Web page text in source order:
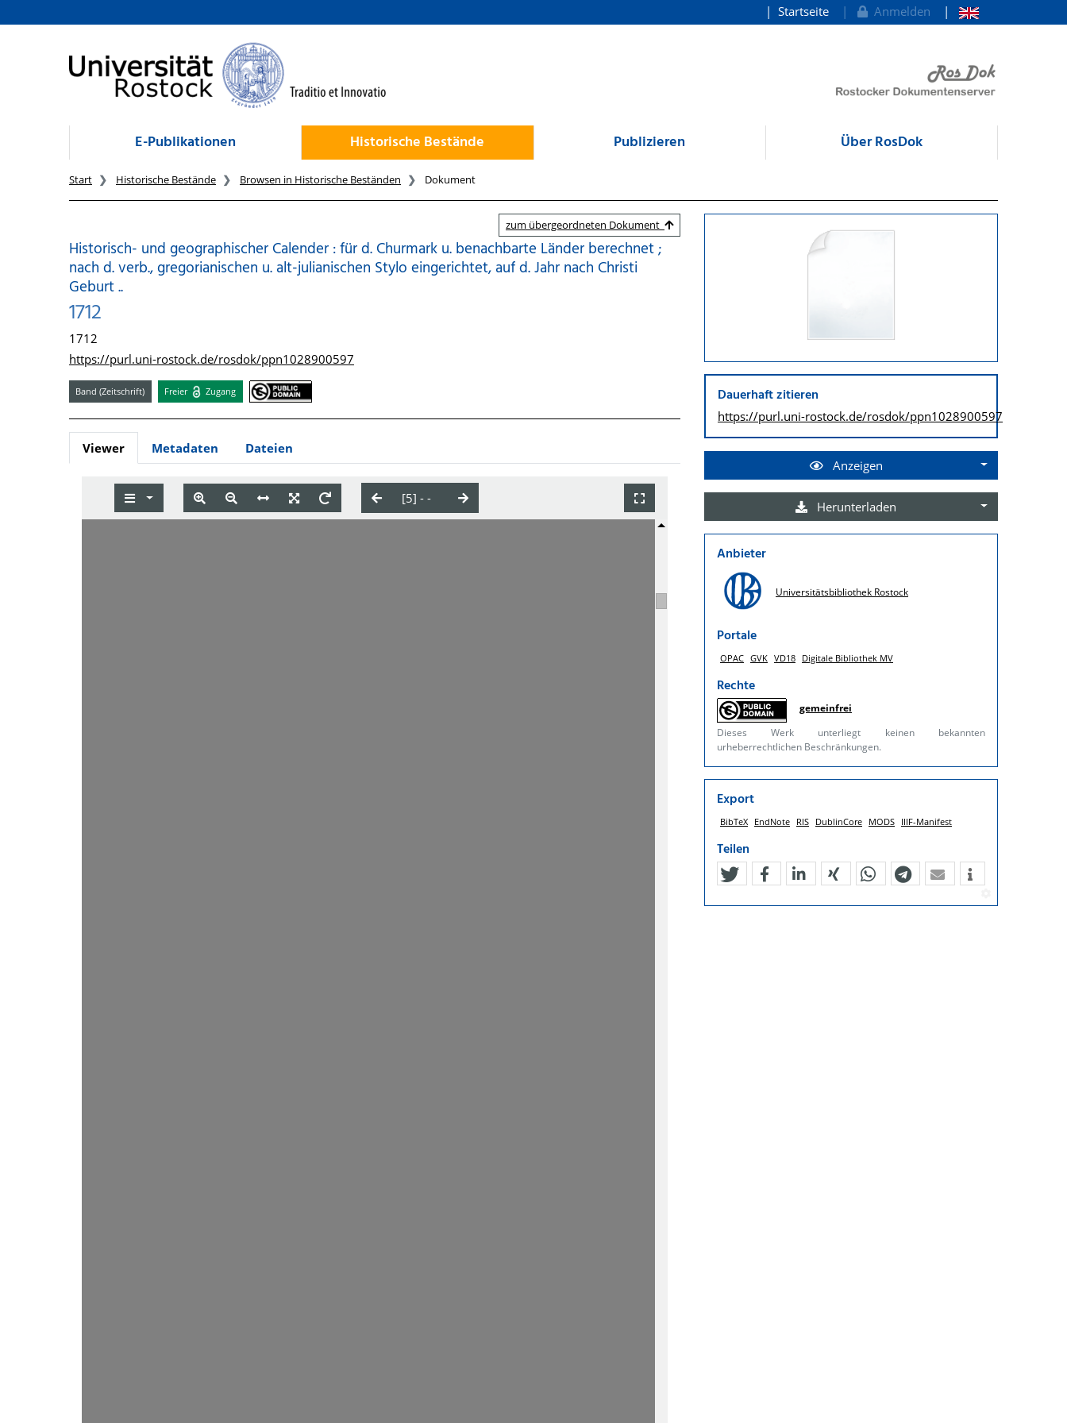
zum Inhalt
Startseite Anmelden
E-Publikationen Historische Bestände Publizieren Über RosDok
Start Historische Bestände Browsen in Historische Beständen Dokument
zum übergeordneten Dokument
Historisch- und geographischer Calender : für d. Churmark u. benachbarte Länder berechnet ;
nach d. verb., gregorianischen u. alt-julianischen Stylo eingerichtet, auf d. Jahr nach Christi
Geburt ..
1712
1712
https://purl.uni-rostock.de/rosdok/ppn1028900597
Band (Zeitschrift) Freier Zugang
Viewer Metadaten Dateien
Dauerhaft zitieren
https://purl.uni-rostock.de/rosdok/ppn1028900597
Anzeigen
Herunterladen
Anbieter
Universitätsbibliothek Rostock
Portale
OPAC GVK VD18 Digitale Bibliothek MV
Rechte
gemeinfrei
Dieses Werk unterliegt keinen bekannten
urheberrechtlichen Beschränkungen.
Export
BibTeX EndNote RIS DublinCore MODS IIIF-Manifest
Teilen